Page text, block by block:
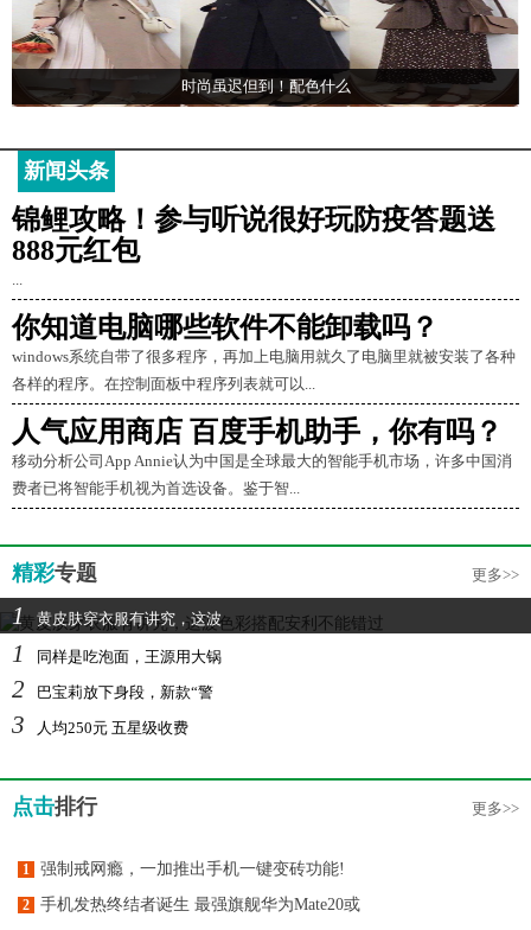
时尚虽迟但到！配色什么
新闻头条
锦鲤攻略！参与听说很好玩防疫答题送
888元红包
你知道电脑哪些软件不能卸载吗？
windows系统自带了很多程序，再加上电脑用就久了电脑里就被安装了各种
各样的程序。在控制面板中程序列表就可以...
人气应用商店 百度手机助手，你有吗？
移动分析公司App Annie认为中国是全球最大的智能手机市场，许多中国消
费者已将智能手机视为首选设备。鉴于智...
精彩专题 更多>>
1 黄皮肤穿衣服有讲究，这波
1 同样是吃泡面，王源用大锅
2 巴宝莉放下身段，新款“警
3 人均250元 五星级收费
点击排行 更多>>
1 强制戒网瘾，一加推出手机一键变砖功能!
2 手机发热终结者诞生 最强旗舰华为Mate20或